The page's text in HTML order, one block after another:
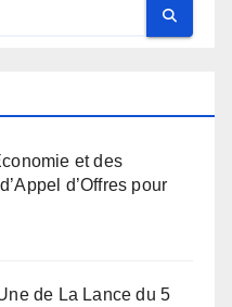
et des
d’Offres pour
de La Lance du 5